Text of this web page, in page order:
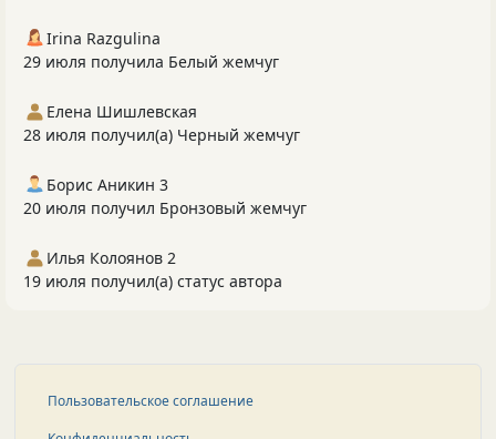
Irina Razgulina
29 июля получила Белый жемчуг
Елена Шишлевская
28 июля получил(а) Черный жемчуг
Борис Аникин 3
20 июля получил Бронзовый жемчуг
Илья Колоянов 2
19 июля получил(а) статус автора
Пользовательское соглашение